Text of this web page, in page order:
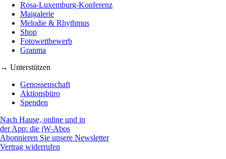
Rosa-Luxemburg-Konferenz
Maigalerie
Melodie & Rhythmus
Shop
Fotowettbewerb
Granma
→ Unterstützen
Genossenschaft
Aktionsbüro
Spenden
Nach Hause, online und in
der App: die jW-Abos
Abonnieren Sie unsere Newsletter
Vertrag widerrufen